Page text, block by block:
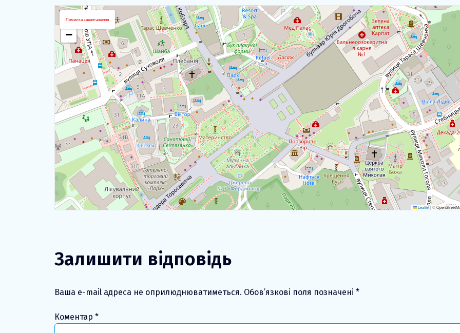
Завантаження карти
+
−
Leaflet|©
Помилка завантаження
Залишити відповідь
Ваша e-mail адреса не оприлюднюватиметься. Обов’язкові поля позначені *
Коментар *